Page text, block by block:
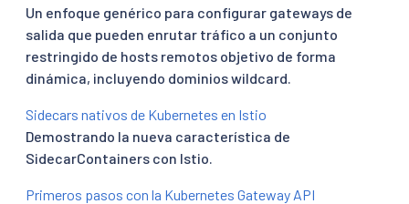
Un enfoque genérico para configurar gateways de
salida que pueden enrutar tráfico a un conjunto
restringido de hosts remotos objetivo de forma
dinámica, incluyendo dominios wildcard.
Sidecars nativos de Kubernetes en Istio
Demostrando la nueva característica de
SidecarContainers con Istio.
Primeros pasos con la Kubernetes Gateway API